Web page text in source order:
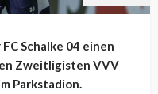
Schalke 04 einen
Zweitligisten VVV
Parkstadion.